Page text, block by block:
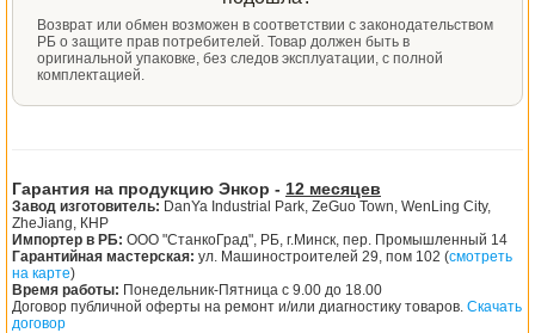
Возврат или обмен возможен в соответствии с законодательством
РБ о защите прав потребителей. Товар должен быть в
оригинальной упаковке, без следов эксплуатации, с полной
комплектацией.
Гарантия на продукцию Энкор - 12 месяцев
Завод изготовитель: DanYa Industrial Park, ZeGuo Town, WenLing City,
ZheJiang, КНР
Импортер в РБ: ООО "СтанкоГрад", РБ, г.Минск, пер. Промышленный 14
Гарантийная мастерская: ул. Машиностроителей 29, пом 102 (смотреть
на карте)
Время работы: Понедельник-Пятница с 9.00 до 18.00
Договор публичной оферты на ремонт и/или диагностику товаров. Скачать
договор